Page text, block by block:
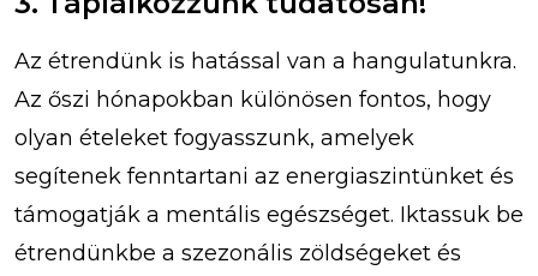
Az étrendünk is hatással van a hangulatunkra.
Az őszi hónapokban különösen fontos, hogy
olyan ételeket fogyasszunk, amelyek
segítenek fenntartani az energiaszintünket és
támogatják a mentális egészséget. Iktassuk be
étrendünkbe a szezonális zöldségeket és